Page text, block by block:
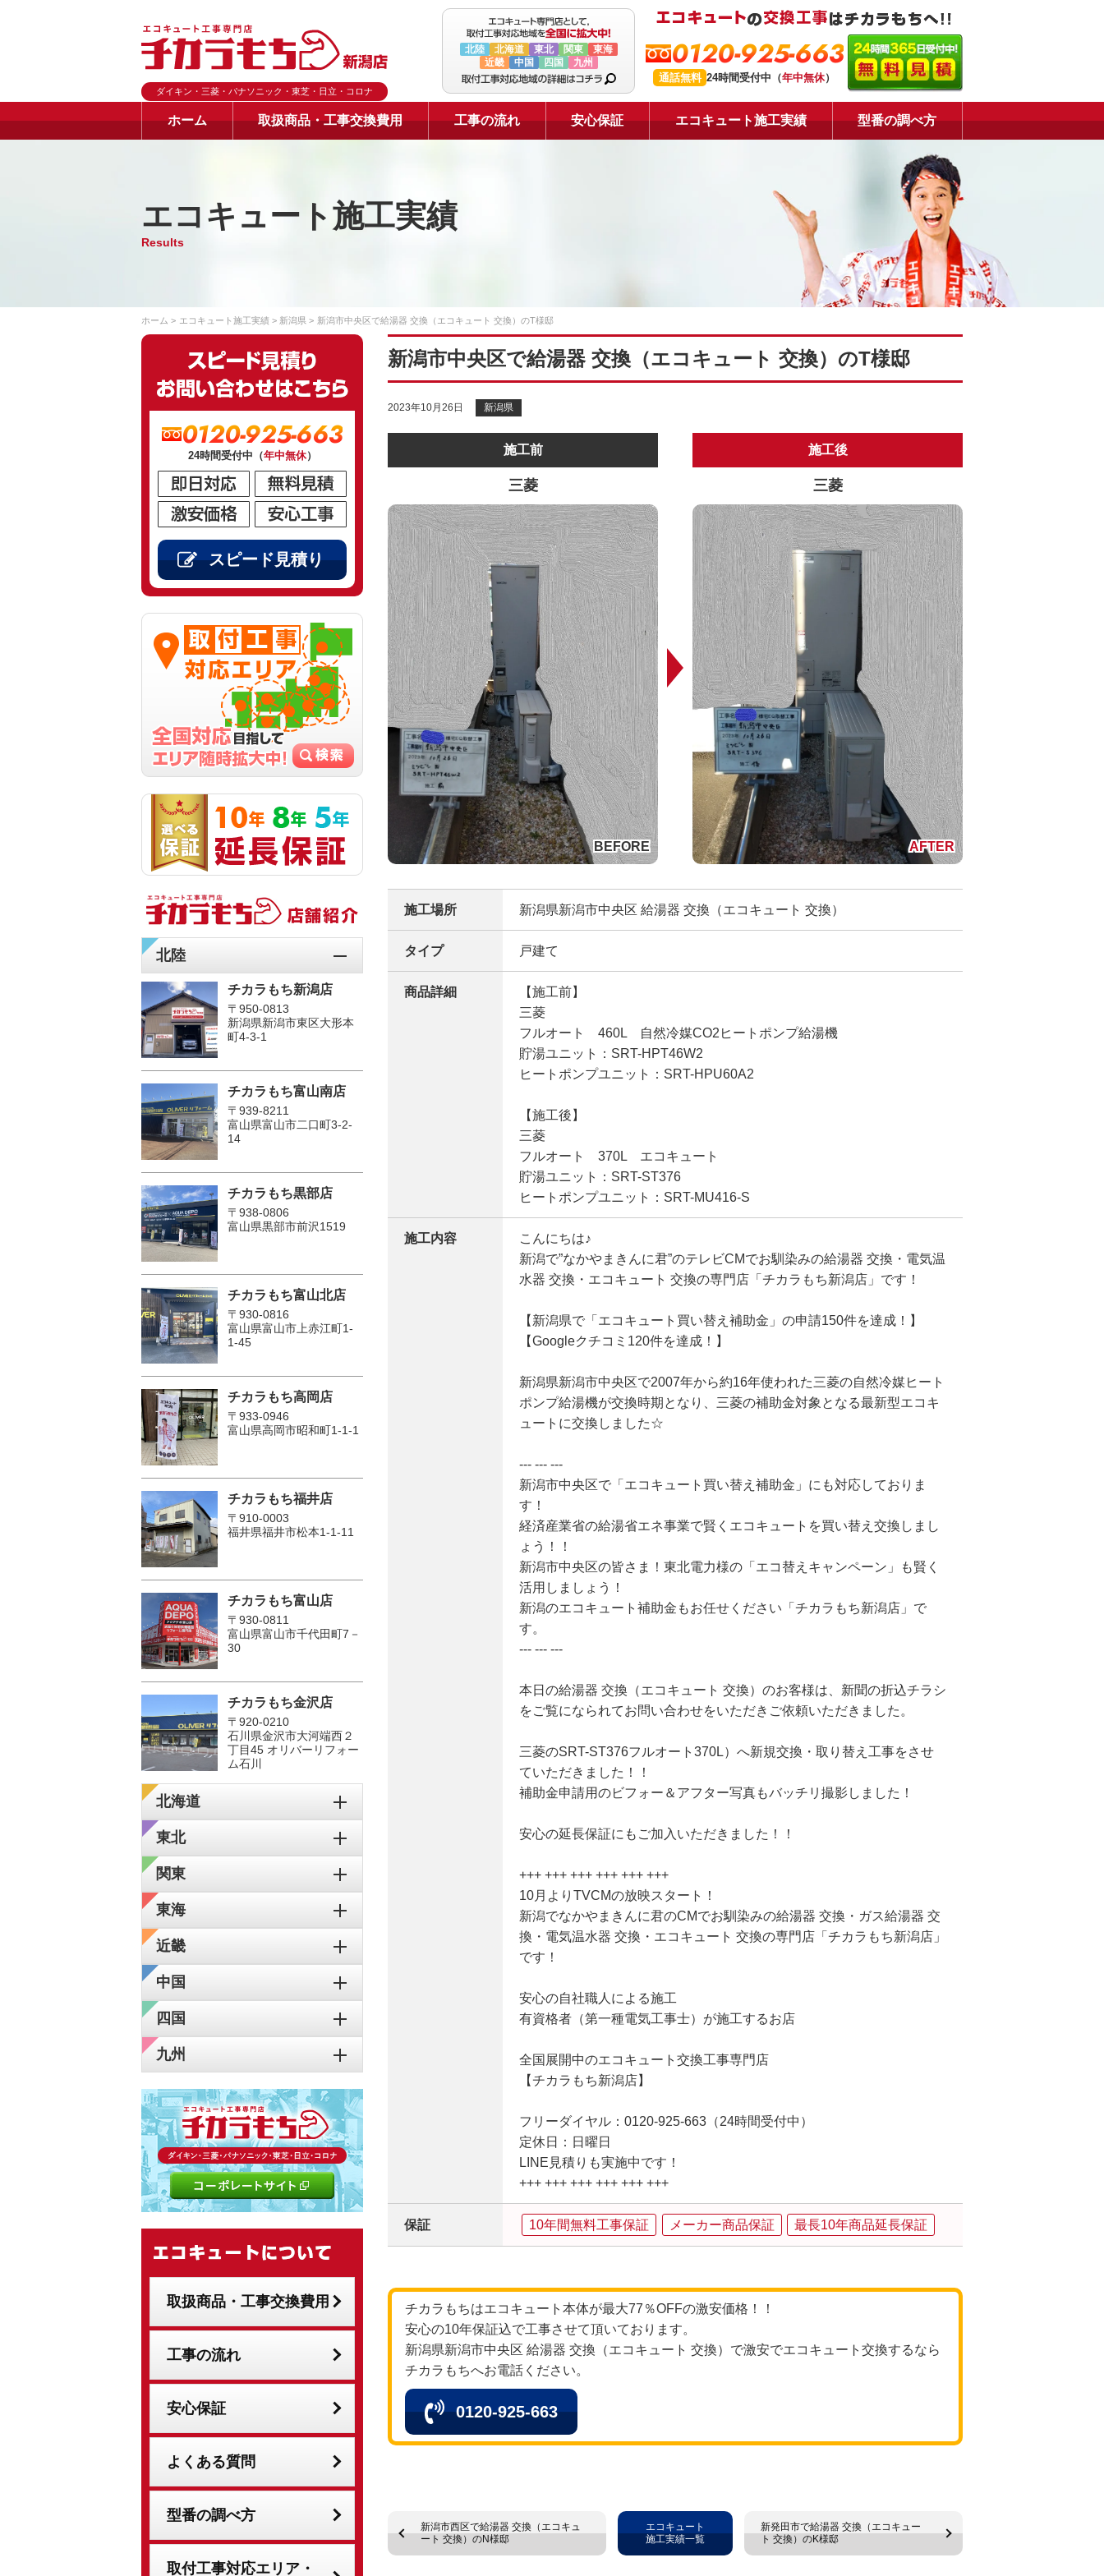
ダイキン・三菱・パナソニック・東芝・日立・コロナ
北陸 北海道 東北 関東
東海
近畿
中国 四国 九州 0120-925-663
通話無料 24時間受付中（年中無休）
ホーム 取扱商品・工事交換費用 工事の流れ 安心保証 エコキュート施工実績 型番の調べ方
エコキュート施工実績
Results
ホーム エコキュート施工実績 新潟県 新潟市中央区で給湯器 交換（エコキュート 交換）のT様邸
新潟市中央区で給湯器 交換（エコキュート 交換）のT様邸
2023年10月26日 新潟県
施工前
三菱
施工後
三菱
施工場所 新潟県新潟市中央区 給湯器 交換（エコキュート 交換）
タイプ 戸建て
商品詳細
【施工前】
三菱
フルオート 460L 自然冷媒CO2ヒートポンプ給湯機
貯湯ユニット：SRT-HPT46W2
ヒートポンプユニット：SRT-HPU60A2
【施工後】
三菱
フルオート 370L エコキュート
貯湯ユニット：SRT-ST376
ヒートポンプユニット：SRT-MU416-S
施工内容
こんにちは♪
新潟で”なかやまきんに君”のテレビCMでお馴染みの給湯器 交換・電気温
水器 交換・エコキュート 交換の専門店「チカラもち新潟店」です！
【新潟県で「エコキュート買い替え補助金」の申請150件を達成！】
【Googleクチコミ120件を達成！】
新潟県新潟市中央区で2007年から約16年使われた三菱の自然冷媒ヒート
ポンプ給湯機が交換時期となり、三菱の補助金対象となる最新型エコキ
ュートに交換しました☆
--- --- ---
新潟市中央区で「エコキュート買い替え補助金」にも対応しておりま
す！
経済産業省の給湯省エネ事業で賢くエコキュートを買い替え交換しまし
ょう！！
新潟市中央区の皆さま！東北電力様の「エコ替えキャンペーン」も賢く
活用しましょう！
新潟のエコキュート補助金もお任せください「チカラもち新潟店」で
す。
--- --- ---
本日の給湯器 交換（エコキュート 交換）のお客様は、新聞の折込チラシ
をご覧になられてお問い合わせをいただきご依頼いただきました。
三菱のSRT-ST376フルオート370L）へ新規交換・取り替え工事をさせ
ていただきました！！
補助金申請用のビフォー＆アフター写真もバッチリ撮影しました！
安心の延長保証にもご加入いただきました！！
+++ +++ +++ +++ +++ +++
10月よりTVCMの放映スタート！
新潟でなかやまきんに君のCMでお馴染みの給湯器 交換・ガス給湯器 交
換・電気温水器 交換・エコキュート 交換の専門店「チカラもち新潟店」
です！
安心の自社職人による施工
有資格者（第一種電気工事士）が施工するお店
全国展開中のエコキュート交換工事専門店
【チカラもち新潟店】
フリーダイヤル：0120-925-663（24時間受付中）
定休日：日曜日
LINE見積りも実施中です！
+++ +++ +++ +++ +++ +++
保証 10年間無料工事保証 メーカー商品保証 最長10年商品延長保証
チカラもちはエコキュート本体が最大77％OFFの激安価格！！
安心の10年保証込で工事させて頂いております。
新潟県新潟市中央区 給湯器 交換（エコキュート 交換）で激安でエコキュート交換するなら
チカラもちへお電話ください。
0120-925-663
新潟市西区で給湯器 交換（エコキュ
ート 交換）のN様邸
新発田市で給湯器 交換（エコキュー
ト 交換）のK様邸
エコキュート
施工実績一覧
0120-925-663
24時間受付中（年中無休）
スピード見積り
北陸
チカラもち新潟店
〒950-0813
新潟県新潟市東区大形本
町4-3-1
チカラもち富山南店
〒939-8211
富山県富山市二口町3-2-
14
チカラもち黒部店
〒938-0806
富山県黒部市前沢1519
チカラもち富山北店
〒930-0816
富山県富山市上赤江町1-
1-45
チカラもち高岡店
〒933-0946
富山県高岡市昭和町1-1-1
チカラもち福井店
〒910-0003
福井県福井市松本1‐1-11
チカラもち富山店
〒930-0811
富山県富山市千代田町7－
30
チカラもち金沢店
〒920-0210
石川県金沢市大河端西２
丁目45 オリバーリフォー
ム石川
北海道
東北
関東
東海
近畿
中国
四国
九州
取扱商品・工事交換費用
工事の流れ
安心保証
よくある質問
型番の調べ方
取付工事対応エリア・